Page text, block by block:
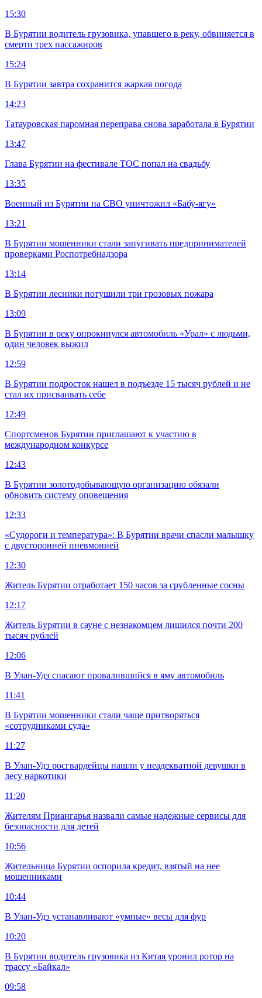
15:30
В Бурятии водитель грузовика, упавшего в реку, обвиняется в
смерти трех пассажиров
15:24
В Бурятии завтра сохранится жаркая погода
14:23
Татауровская паромная переправа снова заработала в Бурятии
13:47
Глава Бурятии на фестивале ТОС попал на свадьбу
13:35
Военный из Бурятии на СВО уничтожил «Бабу-ягу»
13:21
В Бурятии мошенники стали запугивать предпринимателей
проверками Роспотребнадзора
13:14
В Бурятии лесники потушили три грозовых пожара
13:09
В Бурятии в реку опрокинулся автомобиль «Урал» с людьми,
один человек выжил
12:59
В Бурятии подросток нашел в подъезде 15 тысяч рублей и не
стал их присваивать себе
12:49
Спортсменов Бурятии приглашают к участию в
международном конкурсе
12:43
В Бурятии золотодобывающую организацию обязали
обновить систему оповещения
12:33
«Судороги и температура»: В Бурятии врачи спасли малышку
с двусторонней пневмонией
12:30
Житель Бурятии отработает 150 часов за срубленные сосны
12:17
Житель Бурятии в сауне с незнакомцем лишился почти 200
тысяч рублей
12:06
В Улан-Удэ спасают провалившийся в яму автомобиль
11:41
В Бурятии мошенники стали чаще притворяться
«сотрудниками суда»
11:27
В Улан-Удэ росгвардейцы нашли у неадекватной девушки в
лесу наркотики
11:20
Жителям Приангарья назвали самые надежные сервисы для
безопасности для детей
10:56
Жительница Бурятии оспорила кредит, взятый на нее
мошенниками
10:44
В Улан-Удэ устанавливают «умные» весы для фур
10:20
В Бурятии водитель грузовика из Китая уронил ротор на
трассу «Байкал»
09:58